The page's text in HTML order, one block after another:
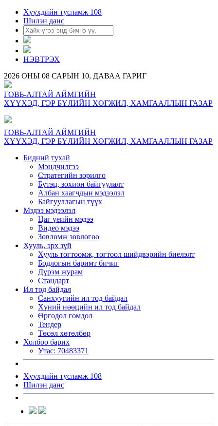
Хүүхдийн тусламж 108
Шилэн данс
НЭВТРЭХ
2026 ОНЫ 08 САРЫН 10, ДАВАА ГАРИГ
ГОВЬ-АЛТАЙ АЙМГИЙН
ХҮҮХЭД, ГЭР БҮЛИЙН ХӨГЖИЛ, ХАМГААЛЛЫН ГАЗАР
ГОВЬ-АЛТАЙ АЙМГИЙН
ХҮҮХЭД, ГЭР БҮЛИЙН ХӨГЖИЛ, ХАМГААЛЛЫН ГАЗАР
Бидний тухай
Мэндчилгээ
Стратегийн зорилго
Бүтэц, зохион байгуулалт
Албан хаагчдын мэдээлэл
Байгууллагын түүх
Мэдээ мэдээлэл
Цаг үеийн мэдээ
Видео мэдээ
Зөвлөмж зөвлөгөө
Хууль, эрх зүй
Хууль тогтоомж, тогтоол шийдвэрийн биелэлт
Бодлогын баримт бичиг
Дүрэм журам
Стандарт
Ил тод байдал
Санхүүгийн ил тод байдал
Хүний нөөцийн ил тод байдал
Өргөдөл гомдол
Тендер
Төсөл хөтөлбөр
Холбоо барих
Утас: 70483371
Хүүхдийн тусламж 108
Шилэн данс